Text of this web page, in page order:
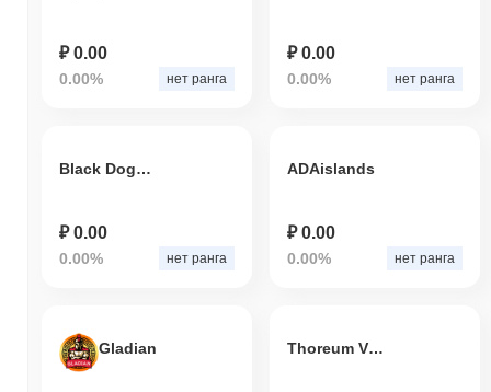
₽ 0.00
0.00% нет ранга
₽ 0.00
0.00% нет ранга
Black Doge Coin
₽ 0.00
0.00% нет ранга
ADAislands
₽ 0.00
0.00% нет ранга
Gladian Thoreum V2 (Thoreum Multi-chain Venture Capital)